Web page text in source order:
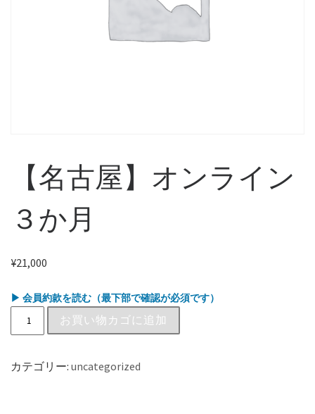
【名古屋】オンライン
３か月
¥21,000
▶ 会員約款を読む（最下部で確認が必須です）
お買い物カゴに追加
カテゴリー: uncategorized